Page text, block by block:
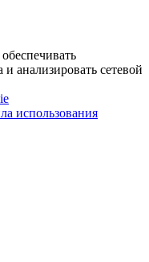
анализировать сетевой
использования